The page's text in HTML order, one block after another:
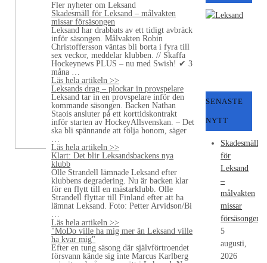
Fler nyheter om Leksand
Skadesmäll för Leksand – målvakten
missar försäsongen
Leksand har drabbats av ett tidigt avbräck
inför säsongen. Målvakten Robin
Christoffersson väntas bli borta i fyra till
sex veckor, meddelar klubben. // Skaffa
Hockeynews PLUS – nu med Swish! ✔ 3
måna …
Läs hela artikeln >>
Leksands drag – plockar in provspelare
Leksand tar in en provspelare inför den
kommande säsongen. Backen Nathan
Staois ansluter på ett korttidskontrakt
inför starten av HockeyAllsvenskan. – Det
ska bli spännande att följa honom, säger
…
Läs hela artikeln >>
Klart: Det blir Leksandsbackens nya
klubb
Olle Strandell lämnade Leksand efter
klubbens degradering. Nu är backen klar
för en flytt till en mästarklubb. Olle
Strandell flyttar till Finland efter att ha
lämnat Leksand. Foto: Petter Arvidson/Bi
…
Läs hela artikeln >>
"MoDo ville ha mig mer än Leksand ville
ha kvar mig"
Efter en tung säsong där självförtroendet
försvann kände sig inte Marcus Karlberg
SENASTE
NYTT
Skadesmäll
för
Leksand
–
målvakten
missar
försäsongen
5
augusti,
2026